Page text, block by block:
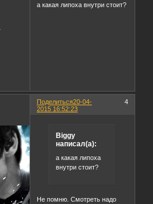
а какая липоха внутри стоит?
Поделиться 4
20-04-
2015 16:52:23
Biggy
написал(а):
а какая липоха
внутри стоит?
Не помню. Смотреть надо